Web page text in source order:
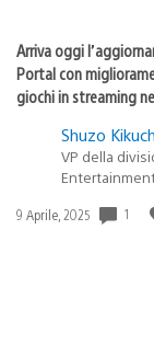
Arriva oggi
Portal con
giochi in streaming
Shuzo
VP della
Data
9 Aprile, 2025 1